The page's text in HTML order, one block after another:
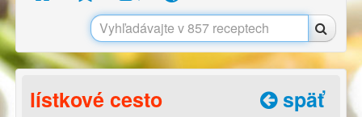
lístkové cesto späť